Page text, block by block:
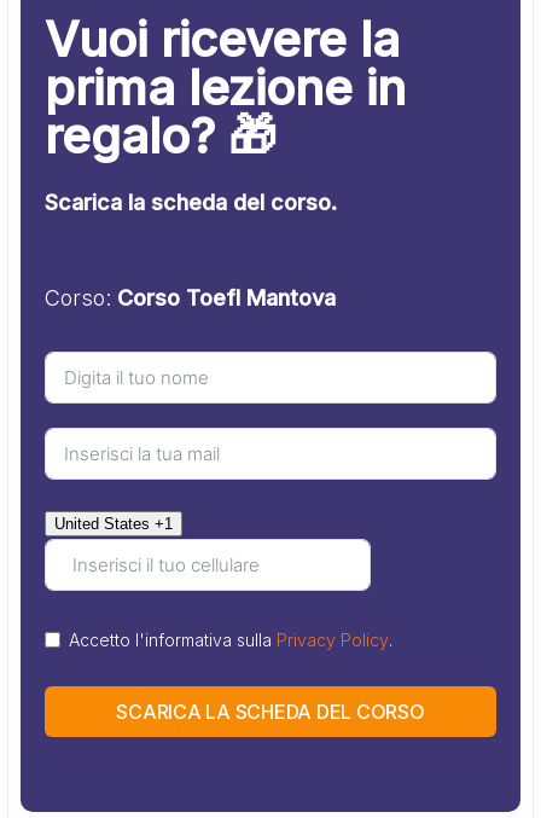
Vuoi ricevere la
prima lezione in
regalo? 🎁
Scarica la scheda del corso.
Corso: Corso Toefl Mantova
United States +1
Accetto l'informativa sulla Privacy Policy.
SCARICA LA SCHEDA DEL CORSO